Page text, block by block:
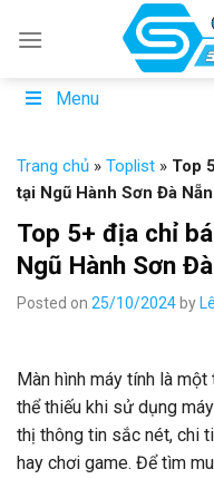
Menu
Trang chủ » Toplist » Top
tại Ngũ Hành Sơn Đà
Top 5+ địa chỉ
Ngũ Hành Sơn
Posted on 25/10/2024 by
Màn hình máy tính là
thể thiếu khi sử dụng
thị thông tin sắc nét, chi
hay chơi game. Để tìm